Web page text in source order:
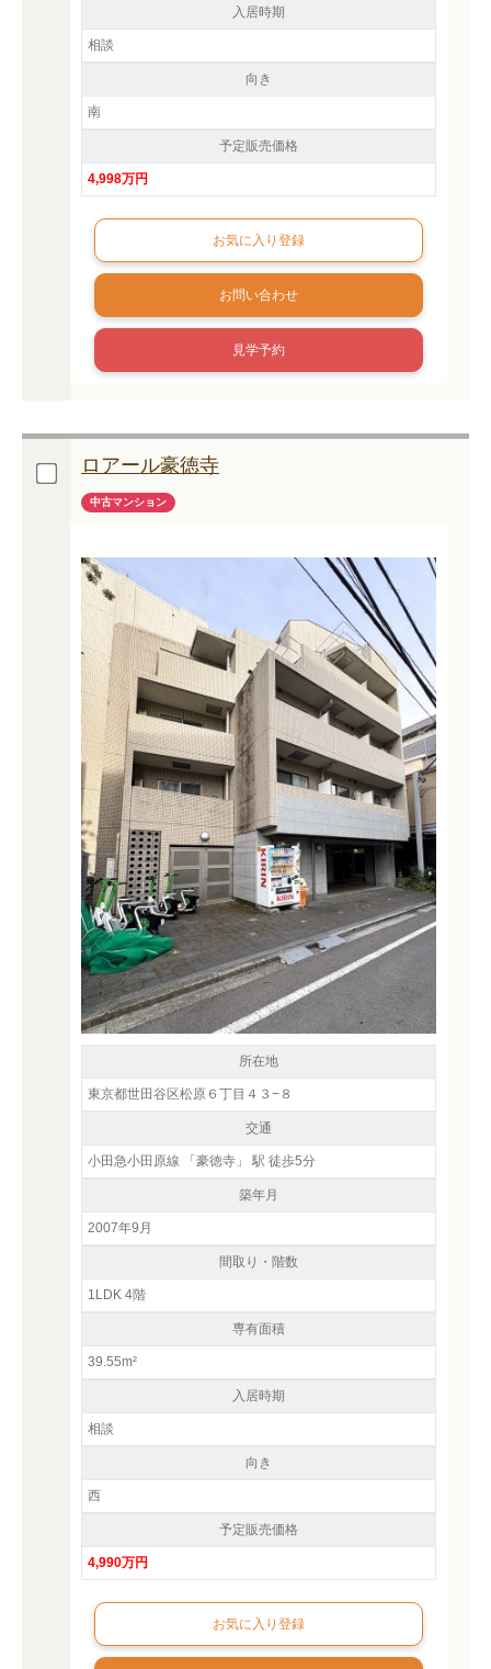
入居時期
相談
向き
南
予定販売価格
4,998万円
お問い合わせ
見学予約
ロアール豪徳寺
中古マンション
所在地
東京都世田谷区松原６丁目４３−８
交通
小田急小田原線 「豪徳寺」 駅 徒歩5分
築年月
2007年9月
間取り・階数
1LDK 4階
専有面積
39.55m²
入居時期
相談
向き
西
予定販売価格
4,990万円